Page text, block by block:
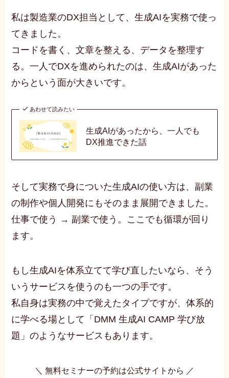
私は製造業のDX担当として、生成AIを実務で使っ
てきました。
コードを書く、文章を整える、データを整理す
る。一人でDXを進められたのは、生成AIがあった
からという面が大きいです。
あわせて読みたい
生成AIがあったから、一人でも
DX推進できた話
そして実務で身についた生成AIの使い方は、副業
の制作や個人開発にもそのまま展開できました。
仕事で使う → 副業で使う。ここでも循環が回り
ます。
もし生成AIを体系立てて学び直したいなら、そう
いうサービスを使うのも一つの手です。
私自身は実務の中で覚えたタイプですが、体系的
に学べる場として「DMM 生成AI CAMP 学び放
題」のようなサービスもあります。
＼ 無料セミナーの予約は公式サイトから ／